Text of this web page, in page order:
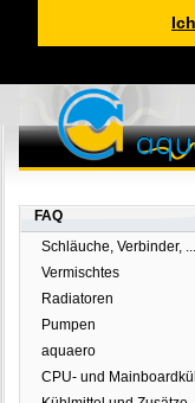
FAQ
Schläuche, Verbinder, ...
Vermischtes
Radiatoren
Pumpen
aquaero
CPU- und